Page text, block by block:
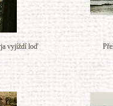
vyjíždí loď